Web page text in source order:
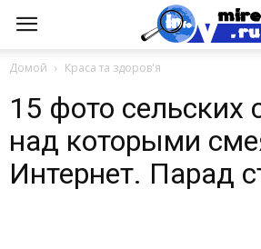
Домой Краса та здоров'я
15 фото сельских
над которыми
Интернет. Парад